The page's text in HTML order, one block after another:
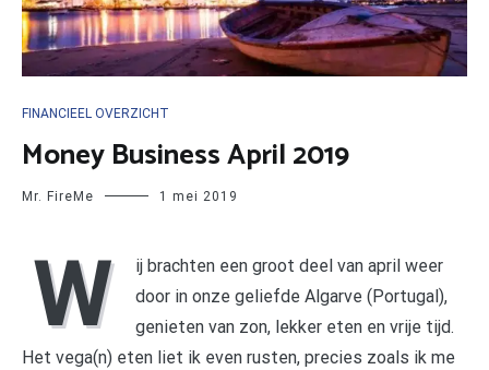
FINANCIEEL OVERZICHT
Money Business April 2019
Mr. FireMe 1 mei 2019
W
ij brachten een groot deel van april weer
door in onze geliefde Algarve (Portugal),
genieten van zon, lekker eten en vrije tijd.
Het vega(n) eten liet ik even rusten, precies zoals ik me